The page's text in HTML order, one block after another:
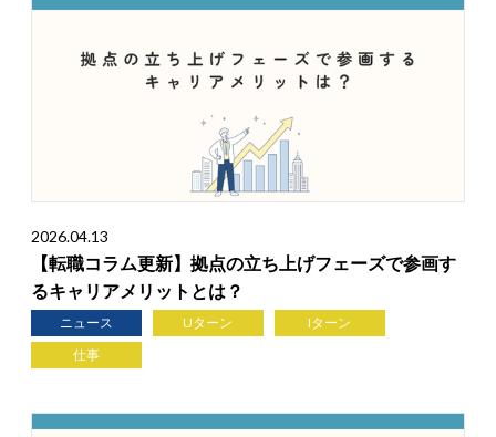
2026.04.13
【転職コラム更新】拠点の立ち上げフェーズで参画す
るキャリアメリットとは？
ニュース Uターン
Iターン
仕事